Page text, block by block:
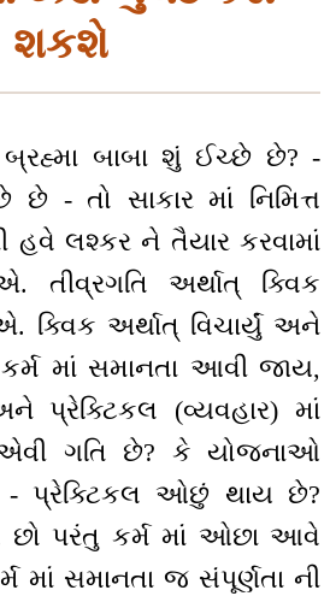
શકશે
બાબા શું ઈચ્છે છે? -
- તો સાકાર માં નિમિત્ત
લશ્કર ને તૈયાર કરવામાં
તીવ્રગતિ અર્થાત્ ક્વિક
ક્વિક અર્થાત્ વિચાર્યું અને
માં સમાનતા આવી જાય,
પ્રેક્ટિકલ (વ્યવહાર) માં
ગતિ છે? કે યોજનાઓ
- પ્રેક્ટિકલ ઓછું થાય છે?
પરંતુ કર્મ માં ઓછા આવે
માં સમાનતા જ સંપૂર્ણતા ની